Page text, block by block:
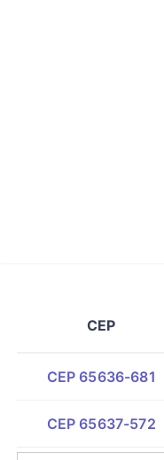
CEP
CEP 65636-681
CEP 65637-572